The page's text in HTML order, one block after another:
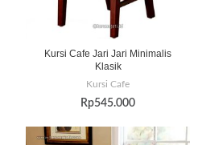
Kursi Cafe Jari Jari Minimalis
Klasik
Kursi Cafe
Rp545.000